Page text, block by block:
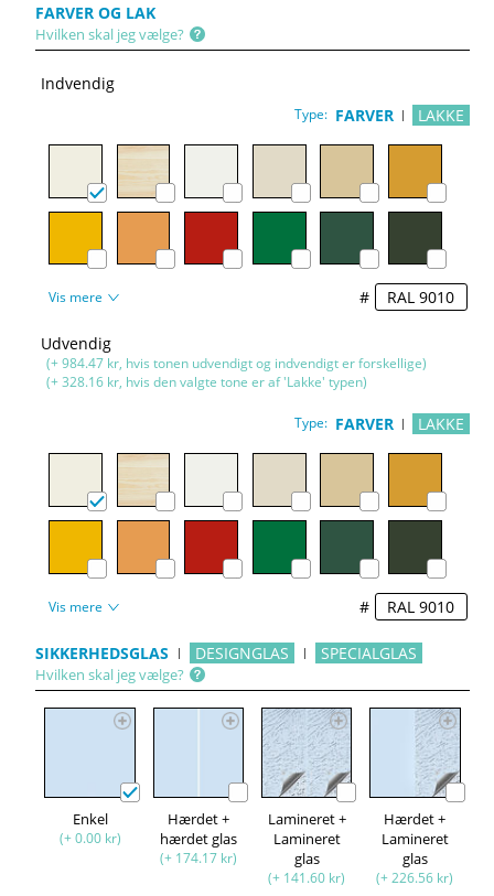
FARVER OG LAK
Hvilken skal jeg vælge?
Indvendig
Type: FARVER LAKKE
Vis mere #
Udvendig
(+ 984.47 kr, hvis tonen udvendigt og indvendigt er forskellige)
(+ 328.16 kr, hvis den valgte tone er af 'Lakke' typen)
Type: FARVER LAKKE
Vis mere #
SIKKERHEDSGLAS DESIGNGLAS SPECIALGLAS
Hvilken skal jeg vælge?
Enkel
(+ 0.00 kr)
Hærdet +
hærdet glas
(+ 174.17 kr)
Lamineret +
Lamineret
glas
(+ 141.60 kr)
Hærdet +
Lamineret
glas
(+ 226.56 kr)